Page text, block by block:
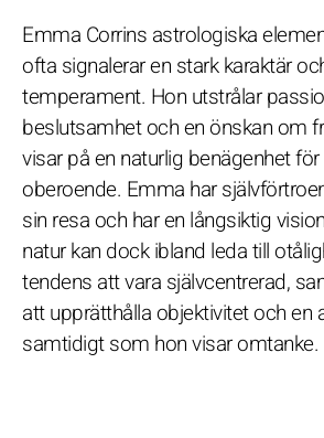
Emma Corrins astrologiska
ofta signalerar en stark karaktär
temperament. Hon utstrålar
beslutsamhet och en önskan om
visar på en naturlig benägenhet
oberoende. Emma har
sin resa och har en långsiktig
natur kan dock ibland leda till
tendens att vara självcentrerad,
att upprätthålla objektivitet och en
samtidigt som hon visar omtanke.